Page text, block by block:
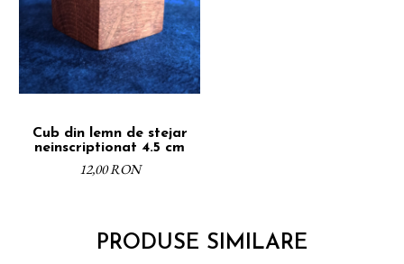
Cub din lemn de stejar
neinscriptionat 4.5 cm
12,00 RON
PRODUSE SIMILARE